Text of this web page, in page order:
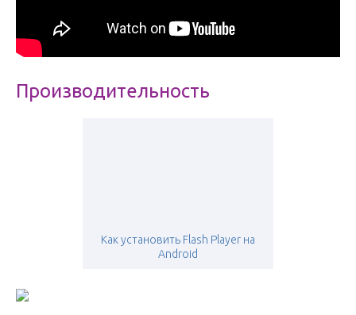
Производительность
Как установить Flash Player на
Android